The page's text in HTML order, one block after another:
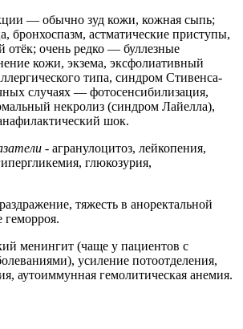
— обычно зуд кожи, кожная сыпь;
бронхоспазм, астматические приступы,
отёк; очень редко — буллезные
кожи, экзема, эксфолиативный
типа, синдром Стивенса-
случаях — фотосенсибилизация,
некролиз (синдром Лайелла),
шок.
- агранулоцитоз, лейкопения,
глюкозурия,
тяжесть в аноректальной
геморроя.
менингит (чаще у пациентов с
усиление потоотделения,
аутоиммунная гемолитическая анемия.